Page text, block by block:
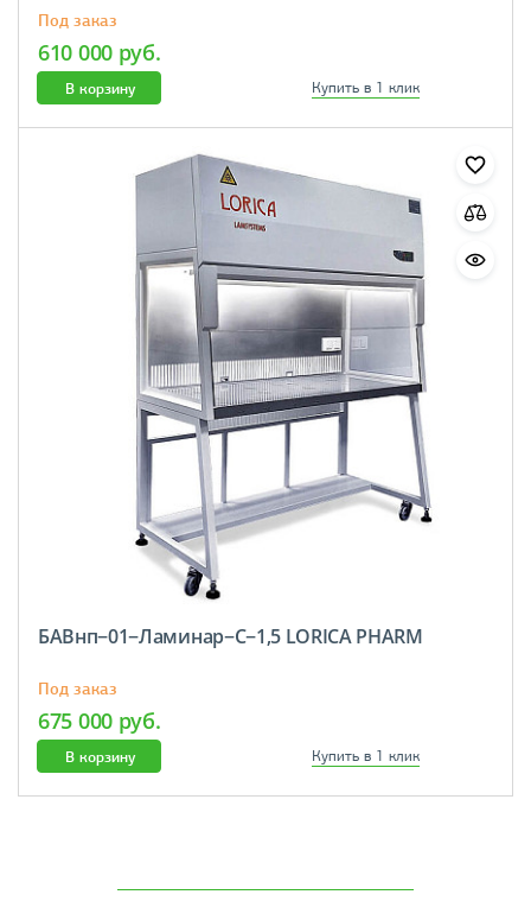
Под заказ
610 000 руб.
В корзину Купить в 1 клик
БАВнп−01−Ламинар−C−1,5 LORICA PHARM
Под заказ
675 000 руб.
В корзину Купить в 1 клик